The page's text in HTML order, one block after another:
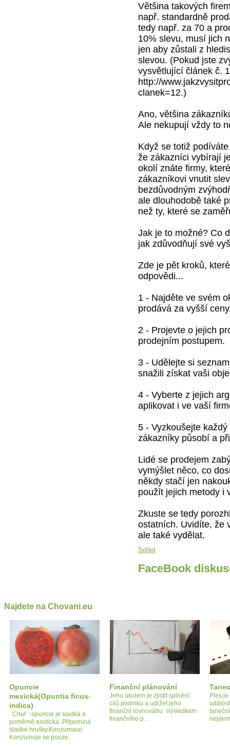
Většina takových
např. standardně
tedy např. za 70 a
10% slevu, musí jich
jen aby zůstali z
slevou. (Pokud jste
vysvětlující článek č.
http://
clanek=12.)
Ano, většina
Ale nekupují vždy to
Když se totiž
že zákazníci vybírají
okolí znáte firmy,
zákazníkovi vnutit
bezdůvodným
ale dlouhodobě také
než ty, které se
Jak je to možné? Co
jak zdůvodňují své
Zde je pět kroků,
odpovědi...
1 - Najděte ve svém
prodává za vyšší
2 - Projevte o jejich
prodejním postupem.
3 - Udělejte si
snažili získat vaši
4 - Vyberte z jejich
aplikovat i ve vaší
5 - Vyzkoušejte
zákazníky působí a
Lidé se prodejem
vymýšlet něco, co
někdy stačí jen
použít jejich metody i
Zkuste se tedy
ostatních. Uvidíte, že
ale také vydělat.
Sdílet
FaceBook
Najdete na Chovani.eu
Opuncie
mexická(Opuntia ficus-
indica)
Chuť : opuncie je sladká a
poměrně exotická. Připomíná
sladké hrušky.Konzumace:
Konzumuje se pouze…
Finanční plánování
Jeho úkolem je zjistit splnění
cílů podniku a udržet jeho
finanční rovnováhu. Výsledkem
finančního p…
Ples